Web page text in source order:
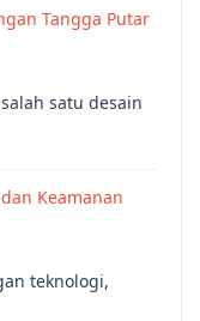
Tangga Putar
satu desain
Keamanan
teknologi,